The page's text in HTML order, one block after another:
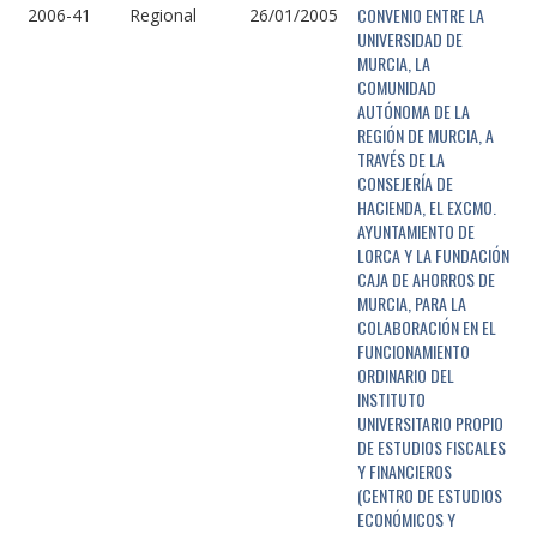
2006-41 Regional 26/01/2005
CONVENIO ENTRE LA
UNIVERSIDAD DE
MURCIA, LA
COMUNIDAD
AUTÓNOMA DE LA
REGIÓN DE MURCIA, A
TRAVÉS DE LA
CONSEJERÍA DE
HACIENDA, EL EXCMO.
AYUNTAMIENTO DE
LORCA Y LA FUNDACIÓN
CAJA DE AHORROS DE
MURCIA, PARA LA
COLABORACIÓN EN EL
FUNCIONAMIENTO
ORDINARIO DEL
INSTITUTO
UNIVERSITARIO PROPIO
DE ESTUDIOS FISCALES
Y FINANCIEROS
(CENTRO DE ESTUDIOS
ECONÓMICOS Y